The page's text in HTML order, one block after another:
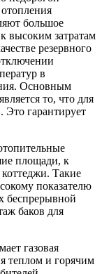
большое
высоким затратам
резервного
в
Основным
то, что для
Это гарантирует
площади, к
Такие
показателю
беспрерывной
баков для
газовая
теплом и горячим